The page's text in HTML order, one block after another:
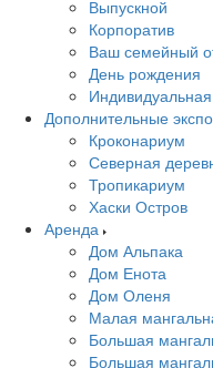
Выпускной
Корпоратив
Ваш семейный
День рождения
Индивидуальная
Дополнительные
Кроконариум
Северная
Тропикариум
Хаски Остров
Аренда
Дом Альпака
Дом Енота
Дом Оленя
Малая
Большая
Большая